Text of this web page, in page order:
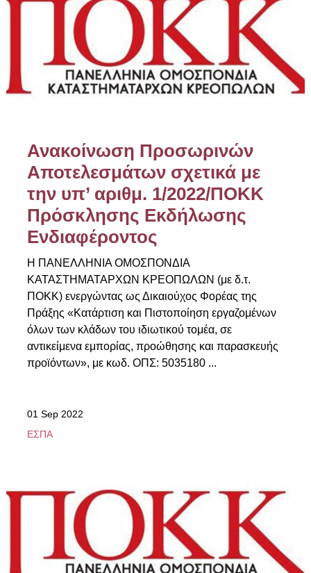
Ανακοίνωση Προσωρινών
Αποτελεσμάτων σχετικά με
την υπ’ αριθμ. 1/2022/ΠΟΚΚ
Πρόσκλησης Εκδήλωσης
Ενδιαφέροντος
Η ΠΑΝΕΛΛΗΝΙΑ ΟΜΟΣΠΟΝΔΙΑ
ΚΑΤΑΣΤΗΜΑΤΑΡΧΩΝ ΚΡΕΟΠΩΛΩΝ (με δ.τ.
ΠΟΚΚ) ενεργώντας ως Δικαιούχος Φορέας της
Πράξης «Κατάρτιση και Πιστοποίηση εργαζομένων
όλων των κλάδων του ιδιωτικού τομέα, σε
αντικείμενα εμπορίας, προώθησης και παρασκευής
προϊόντων», με κωδ. ΟΠΣ: 5035180 ...
01 Sep 2022
ΕΣΠΑ